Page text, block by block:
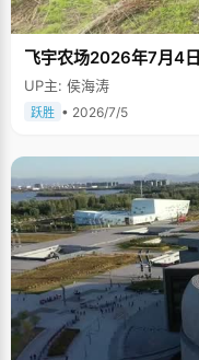
飞宇农场2026年7月4日
UP主: 侯海涛
跃胜 • 2026/7/5